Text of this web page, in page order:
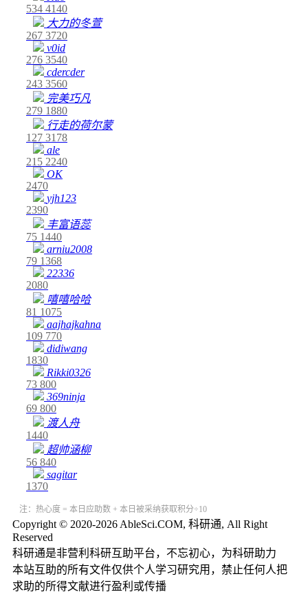
534 4140
大力的冬萱
267 3720
v0id
276 3540
cdercder
243 3560
完美巧凡
279 1880
行走的荷尔蒙
127 3178
ale
215 2240
OK
2470
yjh123
2390
丰富语蕊
75 1440
arniu2008
79 1368
22336
2080
嘻嘻哈哈
81 1075
aajhajkahna
109 770
didiwang
1830
Rikki0326
73 800
369ninja
69 800
渡人舟
1440
超帅涵柳
56 840
sagitar
1370
注：热心度 = 本日应助数 + 本日被采纳获取积分÷10
Copyright © 2020-2026 AbleSci.COM, 科研通, All Right
Reserved
科研通是非营利科研互助平台，不忘初心，为科研助力
本站互助的所有文件仅供个人学习研究用，禁止任何人把
求助的所得文献进行盈利或传播